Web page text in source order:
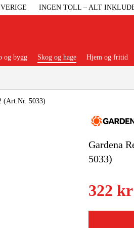
INGEN TOLL – ALT
kategorier
Maskiner Og
og bygg Skog og hage Hjem og fritid
Gardena Reserveblad For Powermax Li-40/32 (Art.Nr. 5033)
Gardena
5033)
322 kr